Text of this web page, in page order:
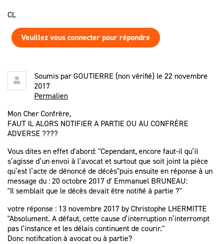
CL
Veuillez vous connecter pour répondre
Soumis parGOUTIERRE (non vérifié) le 22 novembre
2017
Permalien
Mon Cher Confrère,
FAUT IL ALORS NOTIFIER A PARTIE OU AU CONFRÈRE
ADVERSE ????
Vous dites en effet d'abord: "Cependant, encore faut-il qu’il
s’agisse d’un envoi à l’avocat et surtout que soit joint la pièce
qu’est l’acte de dénoncé de décès"puis ensuite en réponse à un
message du : 20 octobre 2017 d' Emmanuel BRUNEAU:
"Il semblait que le décès devait être notifié à partie ?"
votre réponse : 13 novembre 2017 by Christophe LHERMITTE
"Absolument. A défaut, cette cause d’interruption n’interrompt
pas l’instance et les délais continuent de courir."
Donc notification à avocat ou à partie?